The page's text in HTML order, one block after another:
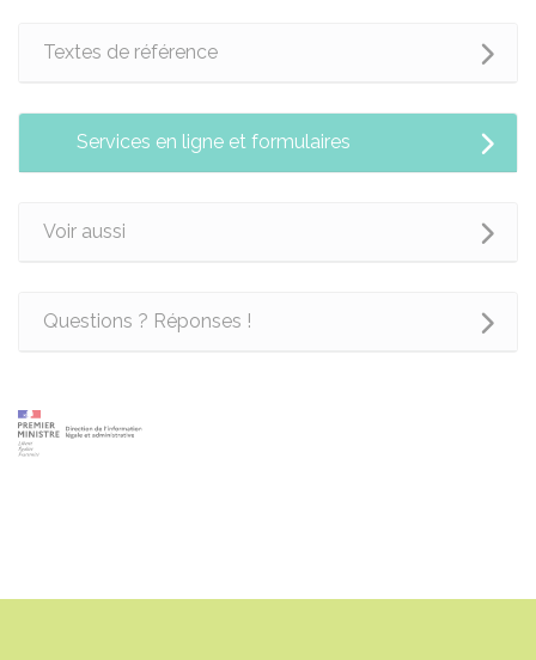
Textes de référence
Services en ligne et formulaires
Voir aussi
Questions ? Réponses !